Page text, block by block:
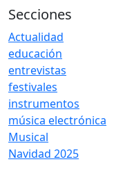
Secciones
Actualidad
educación
entrevistas
festivales
instrumentos
música electrónica
Musical
Navidad 2025